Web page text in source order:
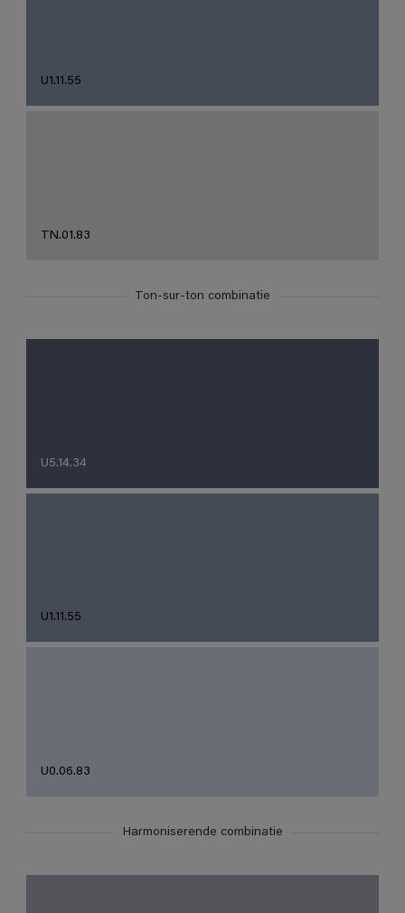
U1.11.55
TN.01.83
Ton-sur-ton combinatie
U5.14.34
U1.11.55
U0.06.83
Harmoniserende combinatie